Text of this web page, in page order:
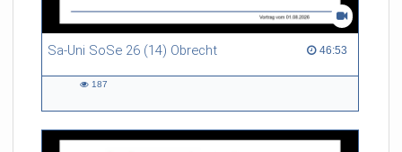
Sa-Uni SoSe 26 (14) Obrecht 46:53
46:53 duration
187